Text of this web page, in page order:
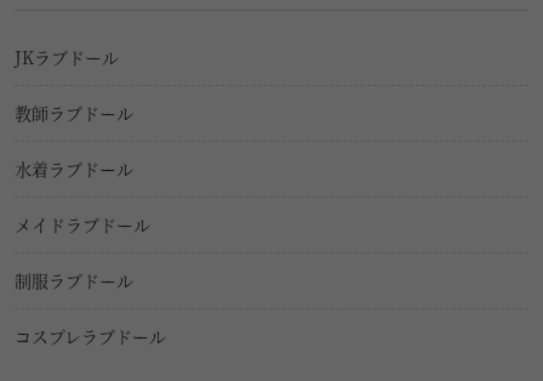
JKラブドール
教師ラブドール
水着ラブドール
メイドラブドール
制服ラブドール
コスプレラブドール